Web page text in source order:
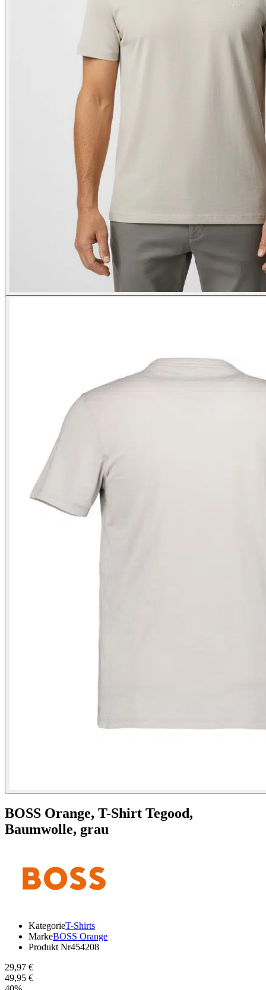
BOSS Orange, T-Shirt Tegood,
Baumwolle, grau
KategorieT-Shirts
MarkeBOSS Orange
Produkt Nr454208
29,97 €
49,95 €